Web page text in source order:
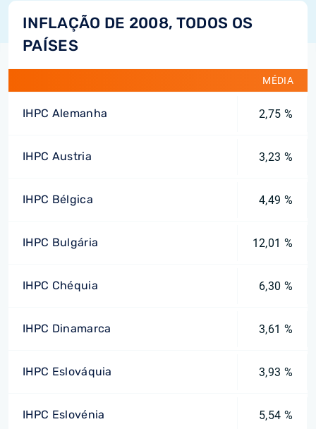
INFLAÇÃO DE 2008, TODOS OS
PAÍSES
MÉDIA
IHPC Alemanha 2,75 %
IHPC Austria 3,23 %
IHPC Bélgica 4,49 %
IHPC Bulgária 12,01 %
IHPC Chéquia 6,30 %
IHPC Dinamarca 3,61 %
IHPC Eslováquia 3,93 %
IHPC Eslovénia 5,54 %